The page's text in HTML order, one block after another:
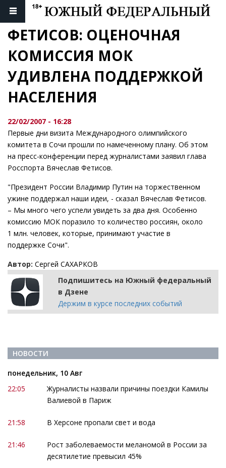
ФЕТИСОВ: ОЦЕНОЧНАЯ
КОМИССИЯ МОК
УДИВЛЕНА ПОДДЕРЖКОЙ
НАСЕЛЕНИЯ
22/02/2007 - 16:28
Первые дни визита Международного олимпийского
комитета в Сочи прошли по намеченному плану. Об этом
на пресс-конференции перед журналистами заявил глава
Росспорта Вячеслав Фетисов.
"Президент России Владимир Путин на торжественном
ужине поддержал наши идеи, - сказал Вячеслав Фетисов.
– Мы много чего успели увидеть за два дня. Особенно
комиссию МОК поразило то количество россиян, около
1 млн. человек, которые, принимают участие в
поддержке Сочи".
Автор: Сергей САХАРКОВ
Подпишитесь на Южный федеральный
в Дзене
Держим в курсе последних событий
НОВОСТИ
понедельник, 10 Авг
22:05
Журналисты назвали причины поездки Камилы
Валиевой в Париж
21:58 В Херсоне пропали свет и вода
21:46
Рост заболеваемости меланомой в России за
десятилетие превысил 45%